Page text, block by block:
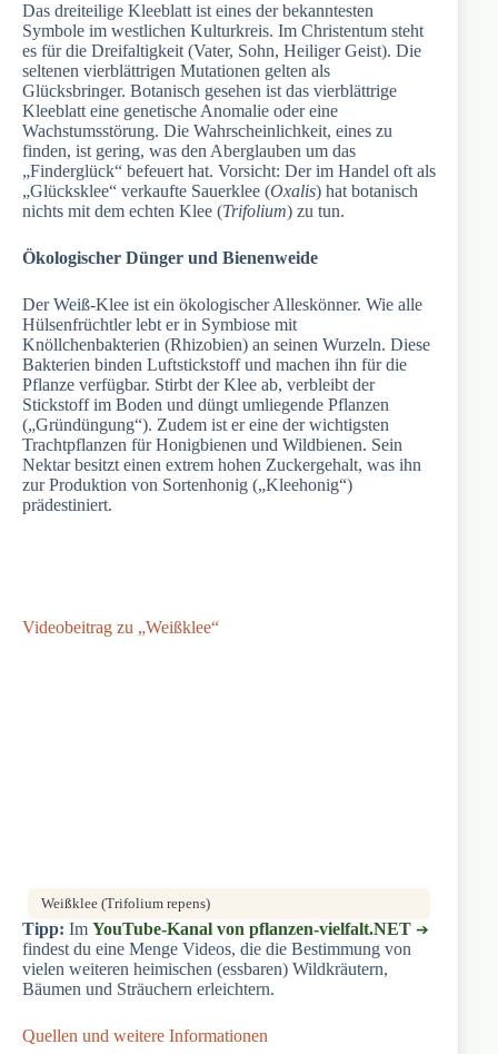
Das dreiteilige Kleeblatt ist eines der bekanntesten
Symbole im westlichen Kulturkreis. Im Christentum steht
es für die Dreifaltigkeit (Vater, Sohn, Heiliger Geist). Die
seltenen vierblättrigen Mutationen gelten als
Glücksbringer. Botanisch gesehen ist das vierblättrige
Kleeblatt eine genetische Anomalie oder eine
Wachstumsstörung. Die Wahrscheinlichkeit, eines zu
finden, ist gering, was den Aberglauben um das
„Finderglück“ befeuert hat. Vorsicht: Der im Handel oft als
„Glücksklee“ verkaufte Sauerklee (Oxalis) hat botanisch
nichts mit dem echten Klee (Trifolium) zu tun.
Ökologischer Dünger und Bienenweide
Der Weiß-Klee ist ein ökologischer Alleskönner. Wie alle
Hülsenfrüchtler lebt er in Symbiose mit
Knöllchenbakterien (Rhizobien) an seinen Wurzeln. Diese
Bakterien binden Luftstickstoff und machen ihn für die
Pflanze verfügbar. Stirbt der Klee ab, verbleibt der
Stickstoff im Boden und düngt umliegende Pflanzen
(„Gründüngung“). Zudem ist er eine der wichtigsten
Trachtpflanzen für Honigbienen und Wildbienen. Sein
Nektar besitzt einen extrem hohen Zuckergehalt, was ihn
zur Produktion von Sortenhonig („Kleehonig“)
prädestiniert.
Videobeitrag zu „Weißklee“
Weißklee (Trifolium repens)
Tipp: Im YouTube-Kanal von pflanzen-vielfalt.NET
findest du eine Menge Videos, die die Bestimmung von
vielen weiteren heimischen (essbaren) Wildkräutern,
Bäumen und Sträuchern erleichtern.
Quellen und weitere Informationen